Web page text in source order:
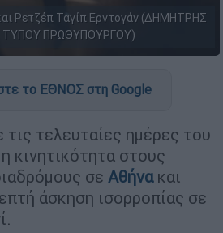
Ρετζέπ Ταγίπ Ερντογάν (ΔΗΜΗΤΡΗΣ
ΠΡΩΘΥΠΟΥΡΓΟΥ)
το ΕΘΝΟΣ στη Google
τελευταίες ημέρες του
η κινητικότητα στους
σε Αθήνα και
άσκηση ισορροπίας σε